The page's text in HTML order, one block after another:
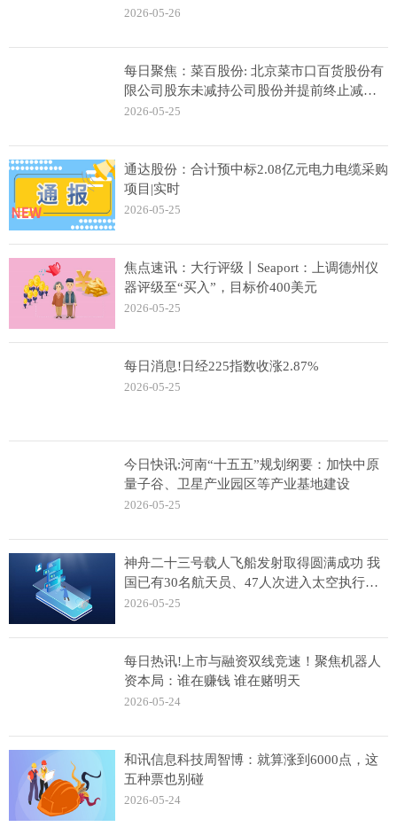
2026-05-26
每日聚焦：菜百股份: 北京菜市口百货股份有
限公司股东未减持公司股份并提前终止减持
计划的公告
2026-05-25
通达股份：合计预中标2.08亿元电力电缆采购
项目|实时
2026-05-25
焦点速讯：大行评级丨Seaport：上调德州仪
器评级至“买入”，目标价400美元
2026-05-25
每日消息!日经225指数收涨2.87%
2026-05-25
今日快讯:河南“十五五”规划纲要：加快中原
量子谷、卫星产业园区等产业基地建设
2026-05-25
神舟二十三号载人飞船发射取得圆满成功 我
国已有30名航天员、47人次进入太空执行飞
行任务
2026-05-25
每日热讯!上市与融资双线竞速！聚焦机器人
资本局：谁在赚钱 谁在赌明天
2026-05-24
和讯信息科技周智博：就算涨到6000点，这
五种票也别碰
2026-05-24